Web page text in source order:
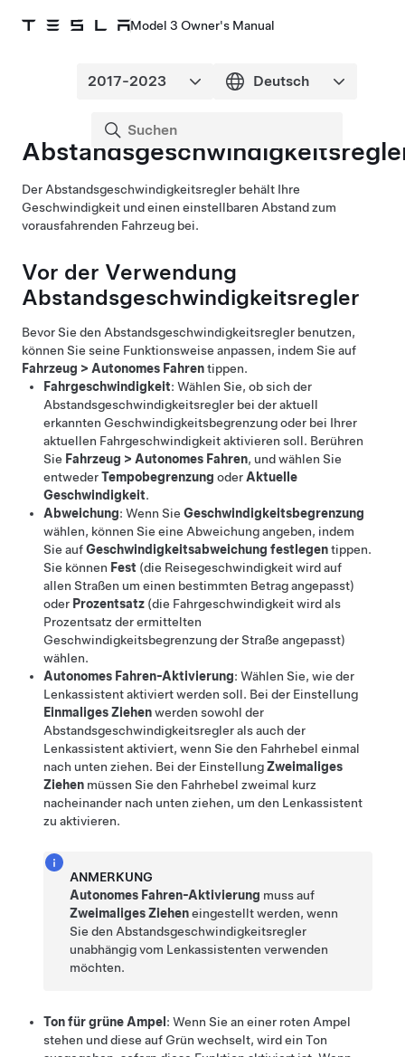
Model 3 Owner's Manual
Der Abstandsgeschwindigkeitsregler behält Ihre
Geschwindigkeit und einen einstellbaren Abstand zum
vorausfahrenden Fahrzeug bei.
Vor der Verwendung
Abstandsgeschwindigkeitsregler
Bevor Sie den Abstandsgeschwindigkeitsregler benutzen,
können Sie seine Funktionsweise anpassen, indem Sie auf
Fahrzeug > Autonomes Fahrentippen.
Fahrgeschwindigkeit: Wählen Sie, ob sich der
Abstandsgeschwindigkeitsregler bei der aktuell
erkannten Geschwindigkeitsbegrenzung oder bei Ihrer
aktuellen Fahrgeschwindigkeit aktivieren soll. Berühren
Sie Fahrzeug > Autonomes Fahren, und wählen Sie
entwederTempobegrenzung oder Aktuelle
Geschwindigkeit.
Abweichung: Wenn Sie Geschwindigkeitsbegrenzung
wählen, können Sie eine Abweichung angeben, indem
Sie aufGeschwindigkeitsabweichung festlegentippen.
Sie können Fest (die Reisegeschwindigkeit wird auf
allen Straßen um einen bestimmten Betrag angepasst)
oder Prozentsatz (die Fahrgeschwindigkeit wird als
Prozentsatz der ermittelten
Geschwindigkeitsbegrenzung der Straße angepasst)
wählen.
Autonomes Fahren-Aktivierung: Wählen Sie, wie der
Lenkassistentaktiviert werden soll. Bei der Einstellung
Einmaliges Ziehenwerden sowohl der
Abstandsgeschwindigkeitsreglerals auch der
Lenkassistentaktiviert, wenn Sie den Fahrhebel einmal
nach unten ziehen. Bei der EinstellungZweimaliges
Ziehen müssen Sie den Fahrhebel zweimal kurz
nacheinander nach unten ziehen, um den Lenkassistent
zu aktivieren.
ANMERKUNG
Autonomes Fahren-Aktivierung muss auf
Zweimaliges Zieheneingestellt werden, wenn
Sie den Abstandsgeschwindigkeitsregler
unabhängig vom Lenkassistenten verwenden
möchten.
Ton für grüne Ampel : Wenn Sie an einer roten Ampel
stehen und diese auf Grün wechselt, wird ein Ton